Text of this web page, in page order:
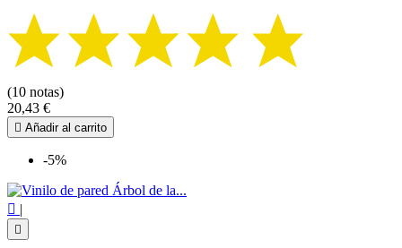
(10 notas)
20,43 €
 Añadir al carrito
-5%
 |
